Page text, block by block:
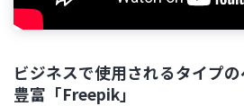
ビジネスで使用されるタイプ
豊富「Freepik」